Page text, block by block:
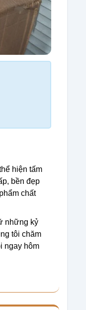
hiện tấm
bền đẹp
chất
những kỷ
tôi chăm
ngay hôm